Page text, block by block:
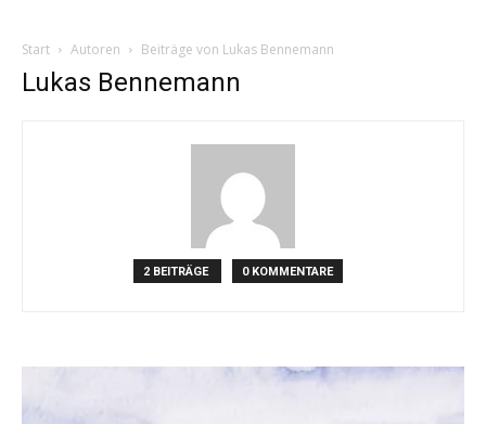
Start Autoren Beiträge von Lukas Bennemann
Lukas Bennemann
2 BEITRÄGE 0 KOMMENTARE